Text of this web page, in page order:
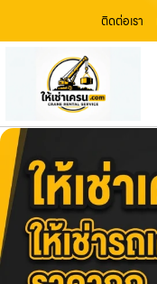
ติดต่อเรา